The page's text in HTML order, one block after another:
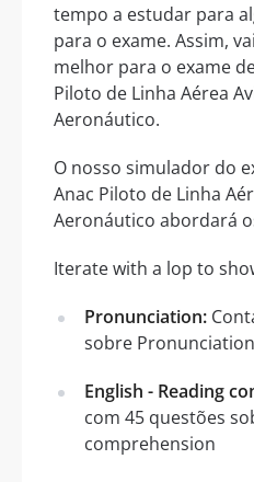
tempo a estudar para
para o exame. Assim,
melhor para o exame
Piloto de Linha Aérea
Aeronáutico.
O nosso simulador do
Anac Piloto de Linha
Aeronáutico abordará
Iterate with a lop to
Pronunciation:
sobre Pronunciation
English - Reading
com 45 questões
comprehension